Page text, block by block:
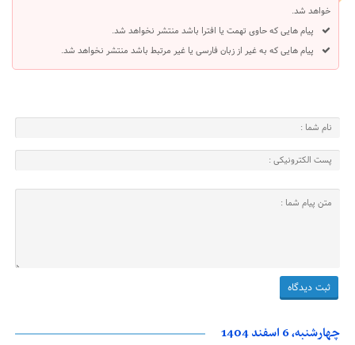
خواهد شد.
پیام هایی که حاوی تهمت یا افترا باشد منتشر نخواهد شد.
پیام هایی که به غیر از زبان فارسی یا غیر مرتبط باشد منتشر نخواهد شد.
چهارشنبه، 6 اسفند 1404